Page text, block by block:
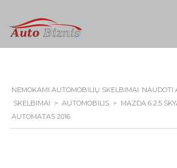
NEMOKAMI AUTOMOBILIŲ SKELBIMAI. NAUDOTI
SKELBIMAI > AUTOMOBILIS > MAZDA 6 2.5
AUTOMATAS 2016